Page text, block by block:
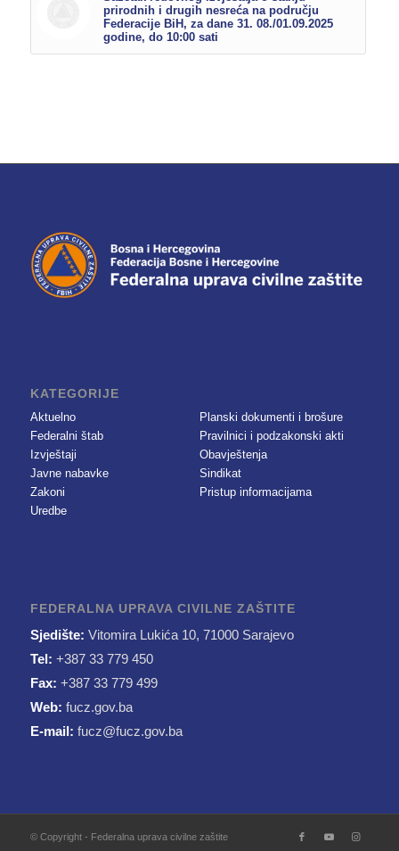
prirodnih i drugih nesreća na području
Federacije BiH, za dane 31. 08./01.09.2025
godine, do 10:00 sati
KATEGORIJE
Aktuelno
Federalni štab
Izvještaji
Javne nabavke
Zakoni
Uredbe
Planski dokumenti i brošure
Pravilnici i podzakonski akti
Obavještenja
Sindikat
Pristup informacijama
FEDERALNA UPRAVA CIVILNE ZAŠTITE
Sjedište: Vitomira Lukića 10, 71000 Sarajevo
Tel: +387 33 779 450
Fax: +387 33 779 499
Web: fucz.gov.ba
E-mail: fucz@fucz.gov.ba
© Copyright - Federalna uprava civilne zaštite